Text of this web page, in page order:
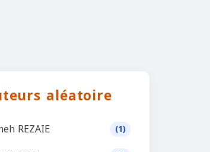
aléatoire
REZAIE (1)